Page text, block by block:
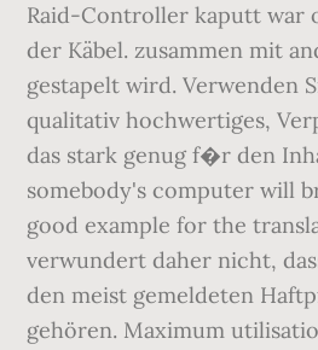
Raid-Controller kaputt war
der Käbel. zusammen mit
gestapelt wird. Verwenden
qualitativ hochwertiges,
das stark genug f�r den
somebody's computer will
good example for the
verwundert daher nicht,
den meist gemeldeten
gehören. Maximum